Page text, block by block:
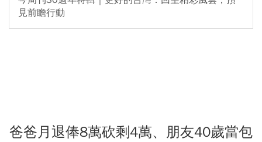
見前瞻行動
爸爸月退俸8萬砍剩4萬、朋友40歲當包